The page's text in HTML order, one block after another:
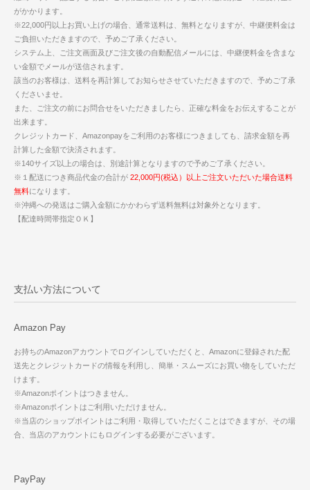
がかかります。
※22,000円以上お買い上げの場合、通常送料は、無料となりますが、中継便料金は
ご負担いただきますので、予めご了承ください。
システム上、ご注文画面及びご注文後の自動配信メールには、中継便料金を含まな
い金額でメールが送信されます。
該当のお客様は、送料を再計算してお知らせさせていただきますので、予めご了承
くださいませ。
また、ご注文の前にお問合せをいただきましたら、正確な料金をお伝えすることが
出来ます。
クレジットカード、Amazonpayをご利用のお客様につきましても、請求金額を再
計算した金額で決済されます。
※140サイズ以上の場合は、別途計算となりますので予めご了承ください。
※１配送につき商品代金の合計が 22,000円(税込）以上ご注文いただいた場合送料
無料になります。
※沖縄への発送はご購入金額にかかわらず送料無料は対象外となります。
【配達時間帯指定ＯＫ】
支払い方法について
Amazon Pay
お持ちのAmazonアカウントでログインしていただくと、Amazonに登録された配
送先とクレジットカードの情報を利用し、簡単・スムーズにお買い物をしていただ
けます。
※Amazonポイントはつきません。
※Amazonポイントはご利用いただけません。
※当店のショップポイントはご利用・取得していただくことはできますが、その場
合、当店のアカウントにもログインする必要がございます。
PayPay